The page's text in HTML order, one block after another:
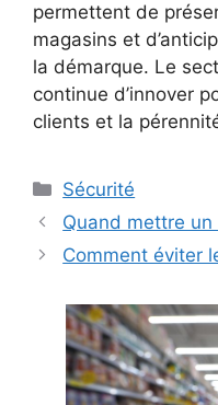
permettent de
magasins et
la démarque. Le
continue d’innover
clients et la
Catégories
Sécurité
Quand mettre
Comment éviter